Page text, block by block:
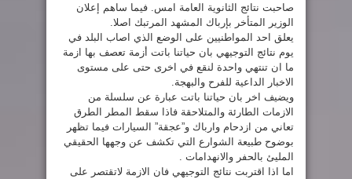
صاحبت نتائج الثانوية العامة امس. فيما ساهم إعلان
الوزير المتأخر بإرباك المشهد المرتبك اصلا.
يعلق احد المواطنيين على الوضع الذي اصاب البلد في
يوم نتائج التوجيهي بان حياتنا باتت أزمة تعصف بها ازمة
ما ان تنتهي واحدة لنقع في اخرى حتى على مستوى
الاخبار الداعية للفرح والبهجة.
ويضيف اخر بان حياتنا باتت عبارة عن سلسلة من
الازمات الطارئة والمتلاحقة فاذا سقط المطر الطرق
تعاني من ازدحام وارباك و”عجقة” السيارات فيما تظهر
بوضوح طبيعة الشوارع التي تكشف عن وجهها الحقيقي
المليئ بالحفر والانهدامات .
اما اذا اقتربت نتائج التوجيهي فان الازمة لاتقتصر على